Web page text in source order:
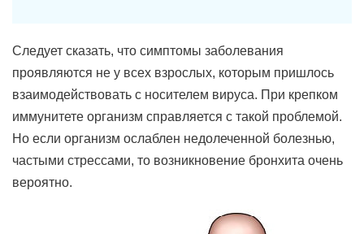
Следует сказать, что симптомы заболевания
проявляются не у всех взрослых, которым пришлось
взаимодействовать с носителем вируса. При крепком
иммунитете организм справляется с такой проблемой.
Но если организм ослаблен недолеченной болезнью,
частыми стрессами, то возникновение бронхита очень
вероятно.